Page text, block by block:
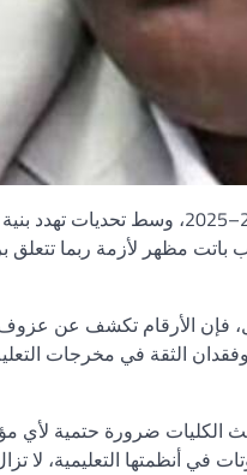
أعلنت الأسبوع الماضي وزارة التعليم العالي نتائج
مظهر لأزمة ربما تتعلق
الثقة في مخرجات
الكليات ضرورة حتمية لأي
أنظمتها التعليمية، لا